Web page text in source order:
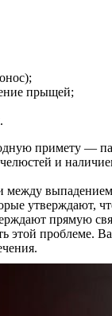
прыщей;
примету —
и
утверждают,
прямую
этой